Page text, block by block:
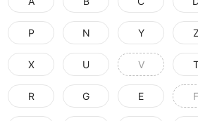
P N Y Z
X U V
R G E F